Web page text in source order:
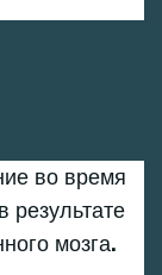
во время
мозга.